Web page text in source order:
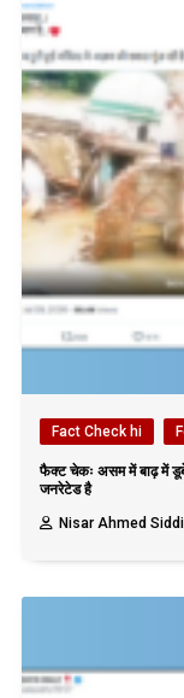
Fact Check hi
फैक्ट चेकः असम में बाढ़ में
जनरेटेड है
Nisar Ahmed